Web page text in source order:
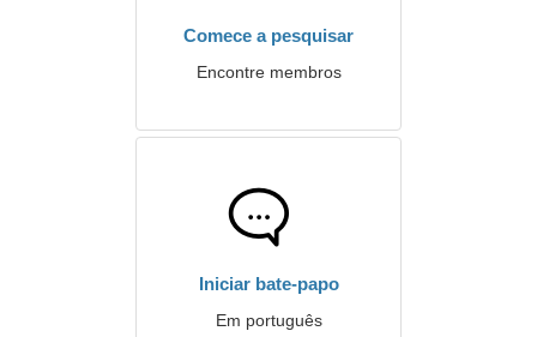
Comece a pesquisar
Encontre membros
Iniciar bate-papo
Em português